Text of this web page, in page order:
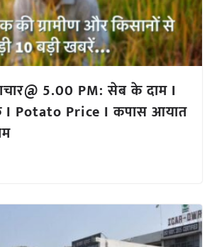
5.00 PM: सेब के दाम I
I Potato Price I कपास आयात